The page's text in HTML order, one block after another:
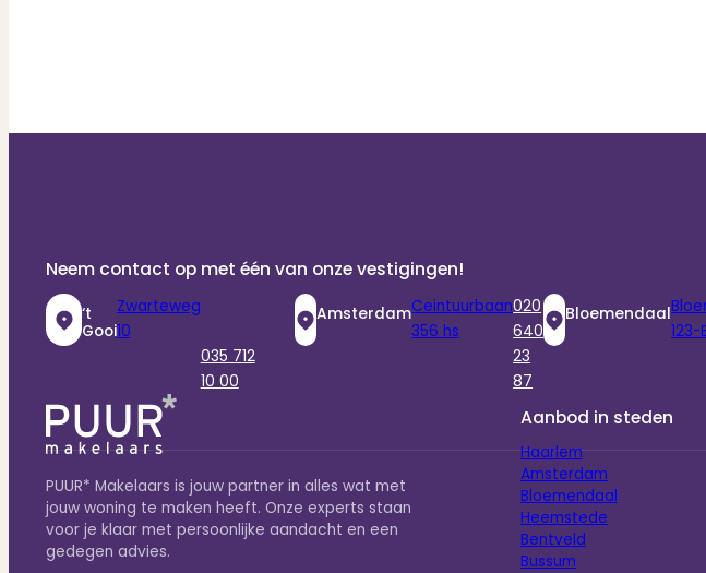
Neem contact op met één van onze vestigingen!
‘t
Gooi
Zwarteweg
10
035 712
10 00
AmsterdamCeintuurbaan
356 hs
020
640
23
87
Bloemendaal
123-
PUUR* Makelaars is jouw partner in alles wat met
jouw woning te maken heeft. Onze experts staan
voor je klaar met persoonlijke aandacht en een
gedegen advies.
Aanbod in steden
Haarlem
Amsterdam
Bloemendaal
Heemstede
Bentveld
Bussum